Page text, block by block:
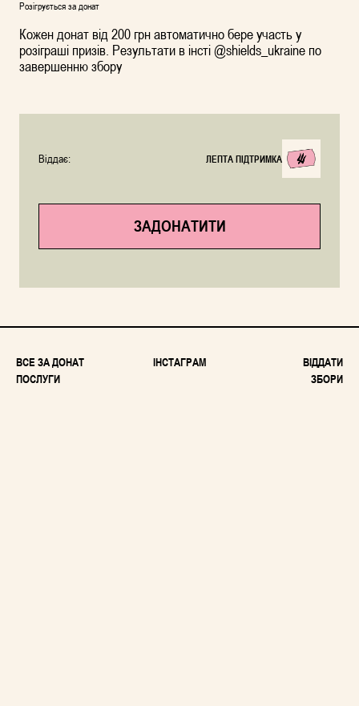
Розігрується за донат
Кожен донат від 200 грн автоматично бере участь у
розіграші призів. Результати в інсті @shields_ukraine по
завершенню збору
Віддає: ЛЕПТА ПІДТРИМКА
ЗАДОНАТИТИ
ВСЕ ЗА ДОНАТ ІНСТАГРАМ
ВІДДАТИ
ПОСЛУГИ
ЗБОРИ